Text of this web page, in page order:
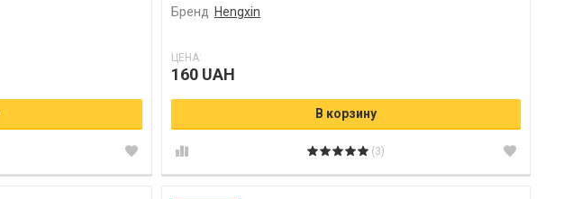
Бренд Hengxin
ЦЕНА:
160 UAH
В корзину
(3)